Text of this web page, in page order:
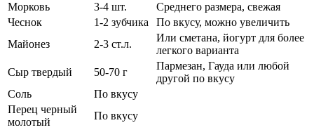
Морковь
3-4 шт.
Среднего размера, свежая
Чеснок
1-2 зубчика
По вкусу, можно увеличить
Майонез
2-3 ст.л.
Или сметана, йогурт для более
легкого варианта
Сыр твердый
50-70 г
Пармезан, Гауда или любой
другой по вкусу
Соль
По вкусу
Перец черный
молотый
По вкусу